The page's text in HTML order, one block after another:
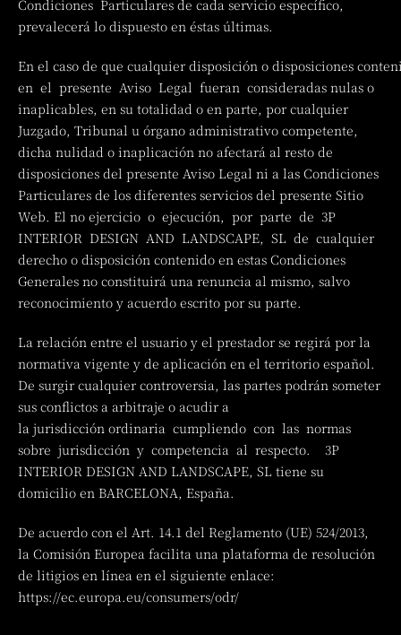
Condiciones Particulares de cada servicio específico,
prevalecerá lo dispuesto en éstas últimas.
En el caso de que cualquier disposición o disposiciones
en el presente Aviso Legal fueran consideradas nulas o
inaplicables, en su totalidad o en parte, por cualquier
Juzgado, Tribunal u órgano administrativo competente,
dicha nulidad o inaplicación no afectará al resto de
disposiciones del presente Aviso Legal ni a las Condiciones
Particulares de los diferentes servicios del presente Sitio
Web. El no ejercicio o ejecución, por parte de 3P
INTERIOR DESIGN AND LANDSCAPE, SL de cualquier
derecho o disposición contenido en estas Condiciones
Generales no constituirá una renuncia al mismo, salvo
reconocimiento y acuerdo escrito por su parte.
La relación entre el usuario y el prestador se regirá por la
normativa vigente y de aplicación en el territorio español.
De surgir cualquier controversia, las partes podrán someter
sus conflictos a arbitraje o acudir a
la jurisdicción ordinaria cumpliendo con las normas
sobre jurisdicción y competencia al respecto. 3P
INTERIOR DESIGN AND LANDSCAPE, SL tiene su
domicilio en BARCELONA, España.
De acuerdo con el Art. 14.1 del Reglamento (UE) 524/2013,
la Comisión Europea facilita una plataforma de resolución
de litigios en línea en el siguiente enlace:
https://ec.europa.eu/consumers/odr/